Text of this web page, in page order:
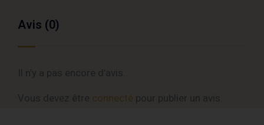
Avis (0)
connecté